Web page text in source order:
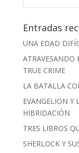
Entradas
UNA EDAD
ATRAVESANDO
TRUE CRIME
LA BATALLA
EVANGELION Y
HIBRIDACIÓN
TRES LIBROS
SHERLOCK Y